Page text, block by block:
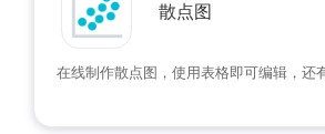
散点图
在线制作散点图，使用表格即可编辑，还